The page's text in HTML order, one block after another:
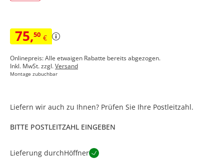
75,50 €
Onlinepreis: Alle etwaigen Rabatte bereits abgezogen.
Inkl. MwSt. zzgl.Versand
Montage zubuchbar
Liefern wir auch zu Ihnen? Prüfen Sie Ihre Postleitzahl.
BITTE POSTLEITZAHL EINGEBEN
Lieferung durchHöffner